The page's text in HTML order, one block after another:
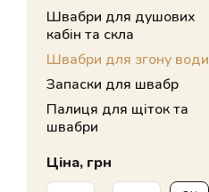
Швабри для душових
кабін та скла
Швабри для згону води
Запаски для швабр
Палиця для щіток та
швабри
Ціна, грн
Від Ціна, грн
До Ціна, грн